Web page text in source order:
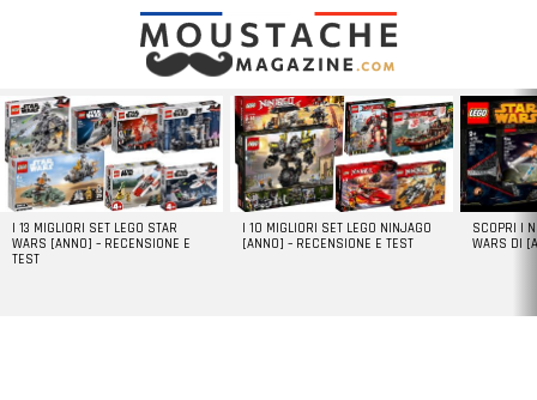
LATEST
STORIES
I 13 MIGLIORI SET LEGO STAR
WARS [ANNO] – RECENSIONE E
TEST
I 10 MIGLIORI SET LEGO NINJAGO
[ANNO] – RECENSIONE E TEST
SCOPRI I
WARS DI